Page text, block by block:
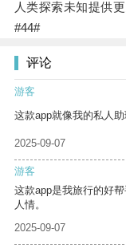
人类探索未知提供
#44#
评论
游客
这款app就像我的私人
2025-09-07
游客
这款app是我旅行的好
人情。
2025-09-07